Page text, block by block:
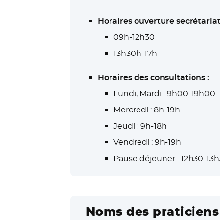
Horaires ouverture
09h-12h30
13h30h-17h
Horaires des consultations :
Lundi, Mardi : 9h00-19h00
Mercredi : 8h-19h
Jeudi : 9h-18h
Vendredi : 9h-19h
Pause déjeuner : 12h30-
Noms des praticiens